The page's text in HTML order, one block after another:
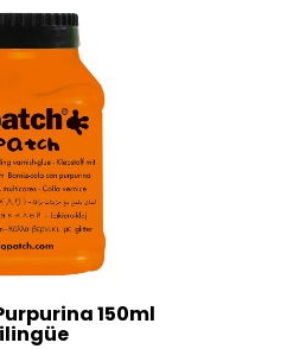
150ml